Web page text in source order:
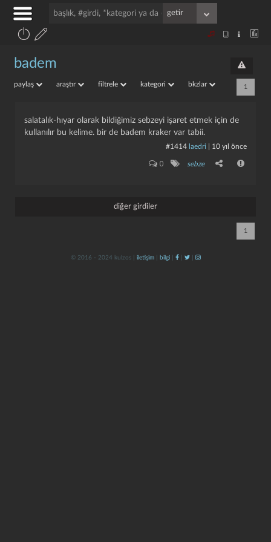
badem
paylaş araştır filtrele kategori bkzlar 1
salatalık-hıyar olarak bildiğimiz sebzeyi işaret etmek için de
kullanılır bu kelime. bir de badem kraker var tabii.
#1414 laedri 10 yıl önce
0 sebze
diğer girdiler
1
© 2016 - 2024 kulzos | iletişim| bilgi| | |